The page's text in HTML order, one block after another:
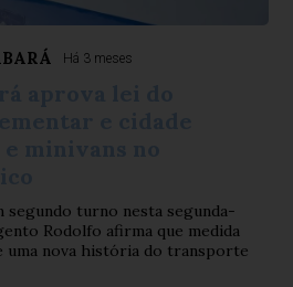
Há 3 meses
turno nesta segunda-
Rodolfo afirma que medida
uma nova história do transporte